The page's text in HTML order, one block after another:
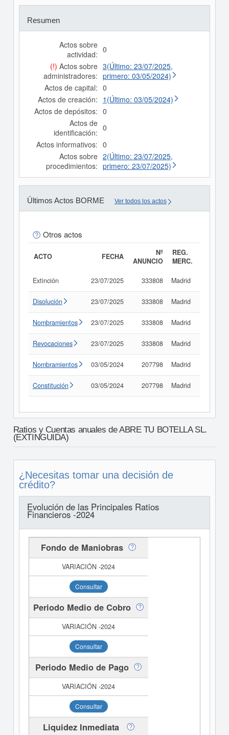
Resumen
Actos sobre
actividad: 0
(!) Actos sobre
administradores:
3(Último: 23/07/2025,
primero: 03/05/2024)
Actos de capital: 0
Actos de creación: 1(Último: 03/05/2024)
Actos de depósitos: 0
Actos de
identificación: 0
Actos informativos: 0
Actos sobre
procedimientos:
2(Último: 23/07/2025,
primero: 23/07/2025)
Últimos Actos BORME Ver todos los actos
Otros actos
ACTO FECHA
Nº
ANUNCIO
REG.
MERC.
Extinción 23/07/2025 333808 Madrid
Disolución 23/07/2025 333808 Madrid
Nombramientos 23/07/2025 333808 Madrid
Revocaciones 23/07/2025 333808 Madrid
Nombramientos 03/05/2024 207798 Madrid
Constitución 03/05/2024 207798 Madrid
Ratios y Cuentas anuales de ABRE TU BOTELLA SL.
(EXTINGUIDA)
¿Necesitas tomar una decisión de
crédito?
Evolución de las Principales Ratios
Financieros -2024
Fondo de Maniobras
Consultar
Periodo Medio de Cobro
Consultar
Periodo Medio de Pago
Consultar
Liquidez Inmediata